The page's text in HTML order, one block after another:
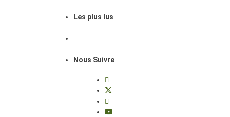
Les plus lus
Nous Suivre